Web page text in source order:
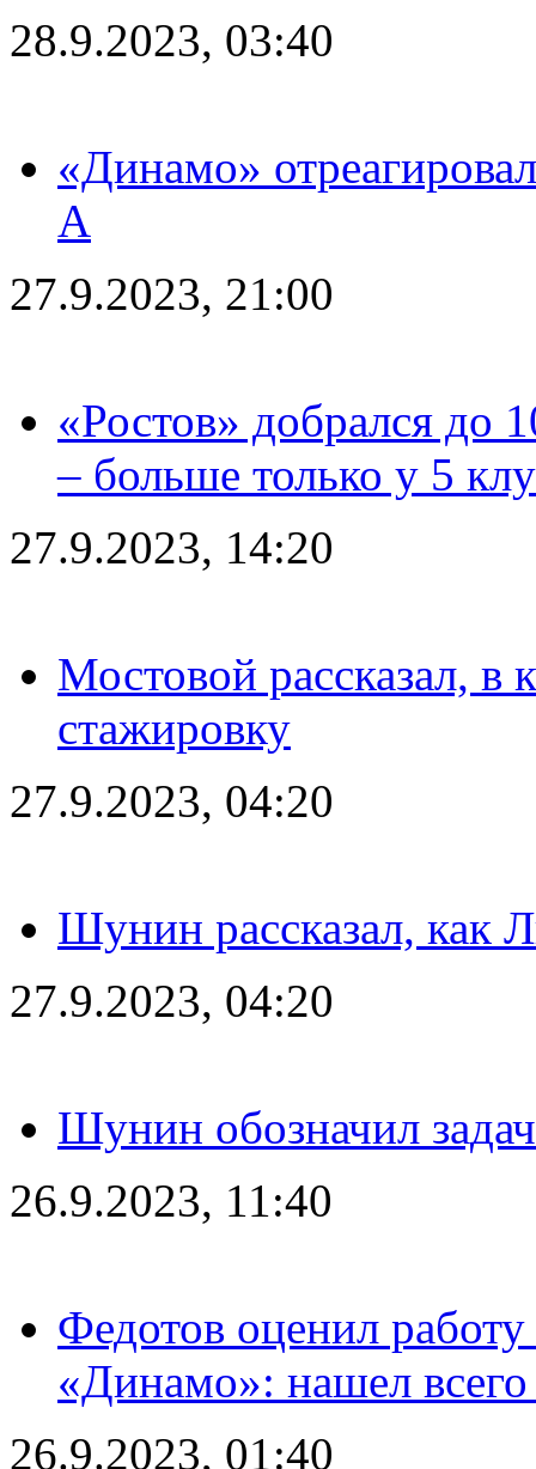
28.9.2023, 03:40
«Динамо»
А
27.9.2023, 21:00
«Ростов» добрался до
– больше только у 5
27.9.2023, 14:20
Мостовой рассказал, в
стажировку
27.9.2023, 04:20
Шунин рассказал, как
27.9.2023, 04:20
Шунин обозначил
26.9.2023, 11:40
Федотов оценил
«Динамо»: нашел
26.9.2023, 01:40